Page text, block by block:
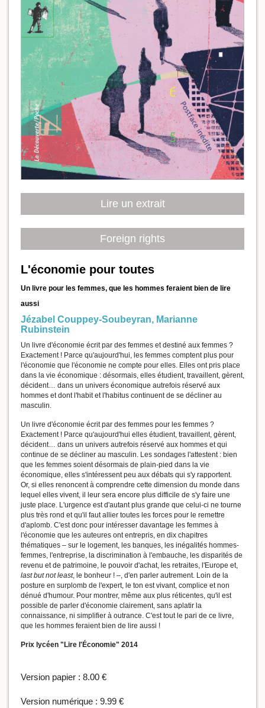
Lire un extrait
Foreign rights
L'économie pour toutes
Un livre pour les femmes, que les hommes feraient bien de lire
aussi
Jézabel Couppey-Soubeyran, Marianne
Rubinstein
Un livre d'économie écrit par des femmes et destiné aux femmes ?
Exactement ! Parce qu'aujourd'hui, les femmes comptent plus pour
l'économie que l'économie ne compte pour elles. Elles ont pris place
dans la vie économique : désormais, elles étudient, travaillent, gèrent,
décident… dans un univers économique autrefois réservé aux
hommes et dont l'habit et l'habitus continuent de se décliner au
masculin.
Un livre d'économie écrit par des femmes pour les femmes ?
Exactement ! Parce qu'aujourd'hui elles étudient, travaillent, gèrent,
décident… dans un univers autrefois réservé aux hommes et qui
continue de se décliner au masculin. Les sondages l'attestent : bien
que les femmes soient désormais de plain-pied dans la vie
économique, elles s'intéressent peu aux débats qui s'y rapportent.
Or, si elles renoncent à comprendre cette dimension du monde dans
lequel elles vivent, il leur sera encore plus difficile de s'y faire une
juste place. L'urgence est d'autant plus grande que celui-ci ne tourne
plus très rond et qu'il faut allier toutes les forces pour le remettre
d'aplomb. C'est donc pour intéresser davantage les femmes à
l'économie que les auteures ont entrepris, en dix chapitres
thématiques – sur le logement, les banques, les inégalités hommes-
femmes, l'entreprise, la discrimination à l'embauche, les disparités de
revenu et de patrimoine, le pouvoir d'achat, les retraites, l'Europe et,
last but not least, le bonheur ! –, d'en parler autrement. Loin de la
posture en surplomb de l'expert, le ton est vivant, complice et non
dénué d'humour. Pour montrer, même aux plus réticentes, qu'il est
possible de parler d'économie clairement, sans aplatir la
connaissance, ni simplifier à outrance. C'est tout le pari de ce livre,
que les hommes feraient bien de lire aussi !
Prix lycéen "Lire l'Économie" 2014
Version papier : 8.00 €
Version numérique : 9.99 €